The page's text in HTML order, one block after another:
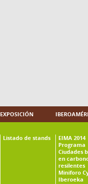
EXPOSICIÓN
Listado de stands
EIMA 2014
Programa
Ciudades
en
resilentes
Miniforo
Iberoeka